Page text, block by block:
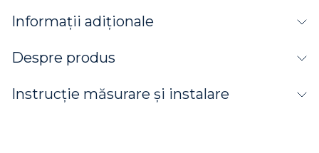
Informații adiționale
Despre produs
Instrucție măsurare și instalare